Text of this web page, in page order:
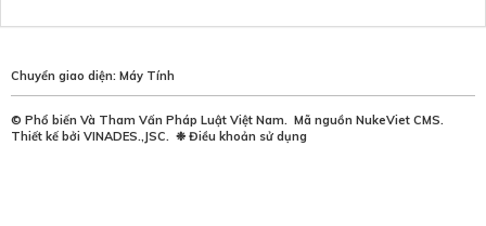
Chuyển giao diện: Máy Tính
© Phổ biến Và Tham Vấn Pháp Luật Việt Nam. Mã nguồn NukeViet CMS.
Thiết kế bởi VINADES.,JSC. ❉ Điều khoản sử dụng